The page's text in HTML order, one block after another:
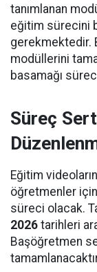
tanımlanan
eğitim sürecini
gerekmektedir.
modüllerini
basamağı
Süreç
Eğitim
öğretmenler
süreci olacak.
2026 tarihleri
Başöğretmen